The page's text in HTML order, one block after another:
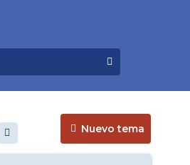
Nuevo tema